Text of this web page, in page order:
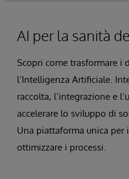
AI per la sanità
Scopri come trasformare i
l’Intelligenza Artificiale.
raccolta, l’integrazione e
accelerare lo sviluppo di
Una piattaforma unica per
ottimizzare i processi.